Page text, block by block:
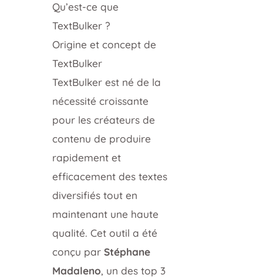
Qu’est-ce que
TextBulker ?
Origine et concept de
TextBulker
TextBulker est né de la
nécessité croissante
pour les créateurs de
contenu de produire
rapidement et
efficacement des textes
diversifiés tout en
maintenant une haute
qualité. Cet outil a été
conçu parStéphane
Madaleno, un des top 3